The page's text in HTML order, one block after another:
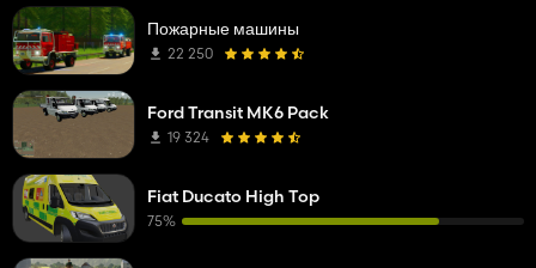
Пожарные машины
22 250
Ford Transit MK6 Pack
19 324
Fiat Ducato High Top
75%